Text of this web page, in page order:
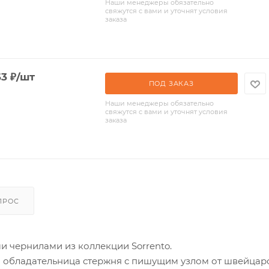
Наши менеджеры обязательно
свяжутся с вами и уточнят условия
заказа
₽/шт
ПОД ЗАКАЗ
Наши менеджеры обязательно
свяжутся с вами и уточнят условия
заказа
чернилами из коллекции Sorrento.
стержня с пишущим узлом от